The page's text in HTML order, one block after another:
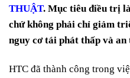
THUẬT. Mục tiêu điều trị
chứ không phải chỉ giảm
nguy cơ tái phát thấp và an
HTC đã thành công trong